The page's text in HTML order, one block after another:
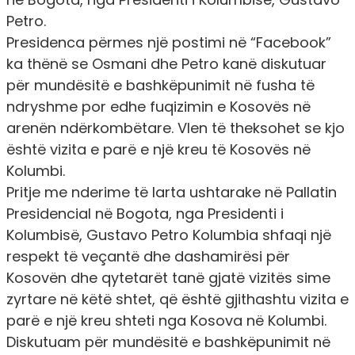
Petro.
Presidenca përmes një postimi në “Facebook”
ka thënë se Osmani dhe Petro kanë diskutuar
për mundësitë e bashkëpunimit në fusha të
ndryshme por edhe fuqizimin e Kosovës në
arenën ndërkombëtare. Vlen të theksohet se kjo
është vizita e parë e një kreu të Kosovës në
Kolumbi.
Pritje me nderime të larta ushtarake në Pallatin
Presidencial në Bogota, nga Presidenti i
Kolumbisë, Gustavo Petro Kolumbia shfaqi një
respekt të veçantë dhe dashamirësi për
Kosovën dhe qytetarët tanë gjatë vizitës sime
zyrtare në këtë shtet, që është gjithashtu vizita e
parë e një kreu shteti nga Kosova në Kolumbi.
Diskutuam për mundësitë e bashkëpunimit në